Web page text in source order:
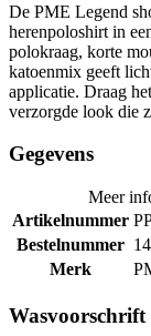
De PME Legend
herenpoloshirt in
polokraag, korte
katoenmix geeft
applicatie. Draag
verzorgde look die
Gegevens
Meer
Artikelnummer
Bestelnummer
Merk
Wasvoorschrift